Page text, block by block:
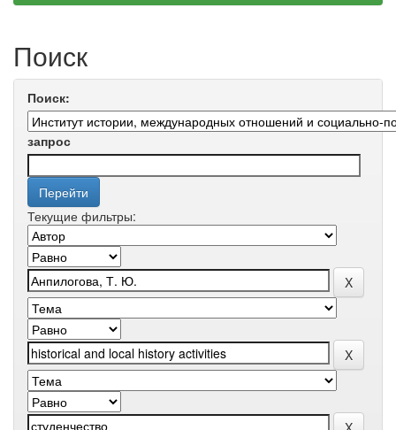
Поиск
Поиск:
запрос
Текущие фильтры: